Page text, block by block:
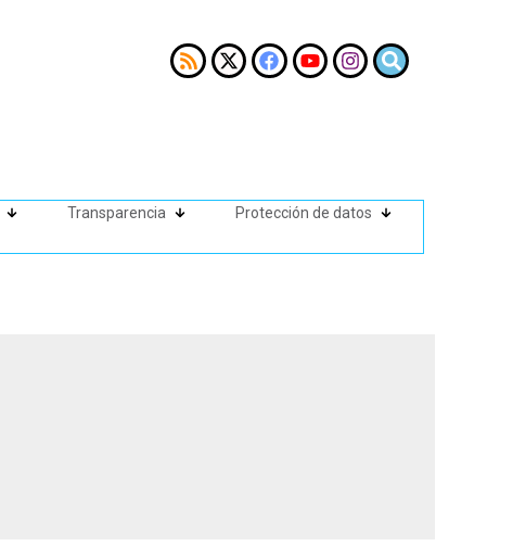
Transparencia Protección de datos